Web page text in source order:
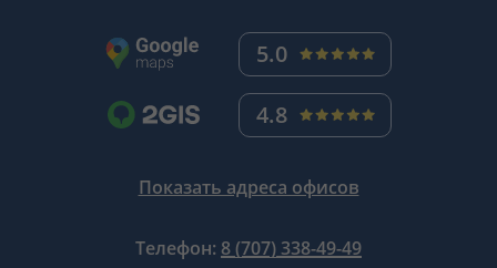
5.0
4.8
Показать адреса офисов
Телефон: 8 (707) 338-49-49